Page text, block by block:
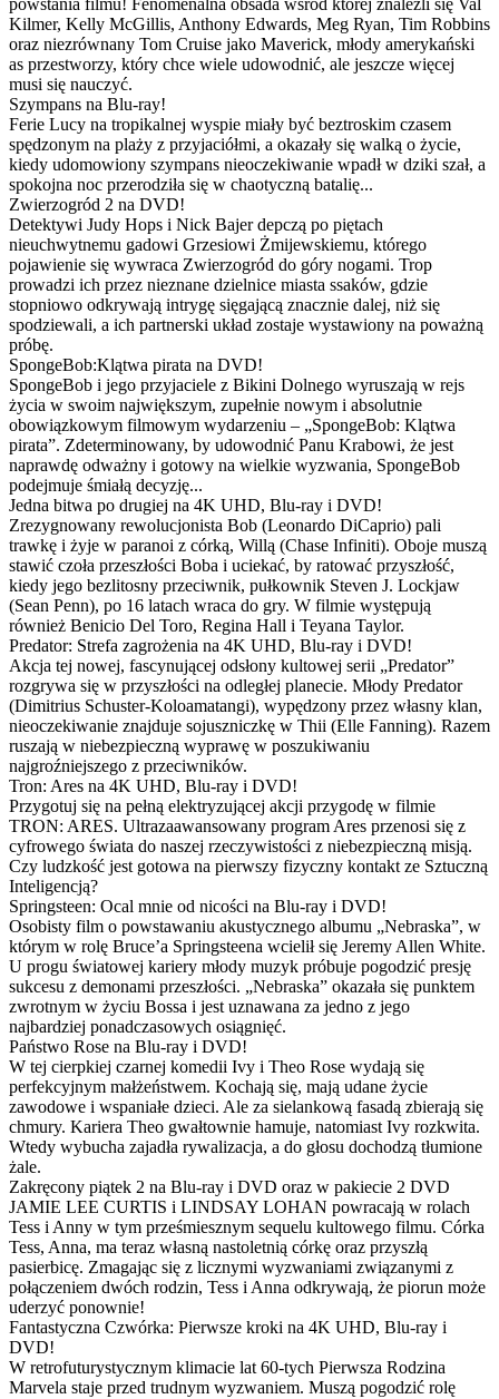
powstania filmu! Fenomenalna obsada wśród której znaleźli się Val
Kilmer, Kelly McGillis, Anthony Edwards, Meg Ryan, Tim Robbins
oraz niezrównany Tom Cruise jako Maverick, młody amerykański
as przestworzy, który chce wiele udowodnić, ale jeszcze więcej
musi się nauczyć.
Szympans na Blu-ray!
Ferie Lucy na tropikalnej wyspie miały być beztroskim czasem
spędzonym na plaży z przyjaciółmi, a okazały się walką o życie,
kiedy udomowiony szympans nieoczekiwanie wpadł w dziki szał, a
spokojna noc przerodziła się w chaotyczną batalię...
Zwierzogród 2 na DVD!
Detektywi Judy Hops i Nick Bajer depczą po piętach
nieuchwytnemu gadowi Grzesiowi Żmijewskiemu, którego
pojawienie się wywraca Zwierzogród do góry nogami. Trop
prowadzi ich przez nieznane dzielnice miasta ssaków, gdzie
stopniowo odkrywają intrygę sięgającą znacznie dalej, niż się
spodziewali, a ich partnerski układ zostaje wystawiony na poważną
próbę.
SpongeBob:Klątwa pirata na DVD!
SpongeBob i jego przyjaciele z Bikini Dolnego wyruszają w rejs
życia w swoim największym, zupełnie nowym i absolutnie
obowiązkowym filmowym wydarzeniu – „SpongeBob: Klątwa
pirata”. Zdeterminowany, by udowodnić Panu Krabowi, że jest
naprawdę odważny i gotowy na wielkie wyzwania, SpongeBob
podejmuje śmiałą decyzję...
Jedna bitwa po drugiej na 4K UHD, Blu-ray i DVD!
Zrezygnowany rewolucjonista Bob (Leonardo DiCaprio) pali
trawkę i żyje w paranoi z córką, Willą (Chase Infiniti). Oboje muszą
stawić czoła przeszłości Boba i uciekać, by ratować przyszłość,
kiedy jego bezlitosny przeciwnik, pułkownik Steven J. Lockjaw
(Sean Penn), po 16 latach wraca do gry. W filmie występują
również Benicio Del Toro, Regina Hall i Teyana Taylor.
Predator: Strefa zagrożenia na 4K UHD, Blu-ray i DVD!
Akcja tej nowej, fascynującej odsłony kultowej serii „Predator”
rozgrywa się w przyszłości na odległej planecie. Młody Predator
(Dimitrius Schuster-Koloamatangi), wypędzony przez własny klan,
nieoczekiwanie znajduje sojuszniczkę w Thii (Elle Fanning). Razem
ruszają w niebezpieczną wyprawę w poszukiwaniu
najgroźniejszego z przeciwników.
Tron: Ares na 4K UHD, Blu-ray i DVD!
Przygotuj się na pełną elektryzującej akcji przygodę w filmie
TRON: ARES. Ultrazaawansowany program Ares przenosi się z
cyfrowego świata do naszej rzeczywistości z niebezpieczną misją.
Czy ludzkość jest gotowa na pierwszy fizyczny kontakt ze Sztuczną
Inteligencją?
Springsteen: Ocal mnie od nicości na Blu-ray i DVD!
Osobisty film o powstawaniu akustycznego albumu „Nebraska”, w
którym w rolę Bruce’a Springsteena wcielił się Jeremy Allen White.
U progu światowej kariery młody muzyk próbuje pogodzić presję
sukcesu z demonami przeszłości. „Nebraska” okazała się punktem
zwrotnym w życiu Bossa i jest uznawana za jedno z jego
najbardziej ponadczasowych osiągnięć.
Państwo Rose na Blu-ray i DVD!
W tej cierpkiej czarnej komedii Ivy i Theo Rose wydają się
perfekcyjnym małżeństwem. Kochają się, mają udane życie
zawodowe i wspaniałe dzieci. Ale za sielankową fasadą zbierają się
chmury. Kariera Theo gwałtownie hamuje, natomiast Ivy rozkwita.
Wtedy wybucha zajadła rywalizacja, a do głosu dochodzą tłumione
żale.
Zakręcony piątek 2 na Blu-ray i DVD oraz w pakiecie 2 DVD
JAMIE LEE CURTIS i LINDSAY LOHAN powracają w rolach
Tess i Anny w tym prześmiesznym sequelu kultowego filmu. Córka
Tess, Anna, ma teraz własną nastoletnią córkę oraz przyszłą
pasierbicę. Zmagając się z licznymi wyzwaniami związanymi z
połączeniem dwóch rodzin, Tess i Anna odkrywają, że piorun może
uderzyć ponownie!
Fantastyczna Czwórka: Pierwsze kroki na 4K UHD, Blu-ray i
DVD!
W retrofuturystycznym klimacie lat 60-tych Pierwsza Rodzina
Marvela staje przed trudnym wyzwaniem. Muszą pogodzić rolę